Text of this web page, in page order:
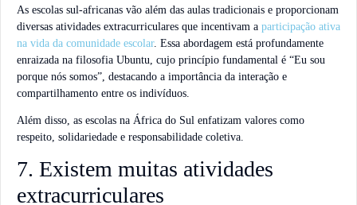
As escolas sul-africanas vão além das aulas tradicionais e proporcionam
diversas atividades extracurriculares que incentivam a participação ativa
na vida da comunidade escolar. Essa abordagem está profundamente
enraizada na filosofia Ubuntu, cujo princípio fundamental é “Eu sou
porque nós somos”, destacando a importância da interação e
compartilhamento entre os indivíduos.
Além disso, as escolas na África do Sul enfatizam valores como
respeito, solidariedade e responsabilidade coletiva.
7. Existem muitas atividades
extracurriculares